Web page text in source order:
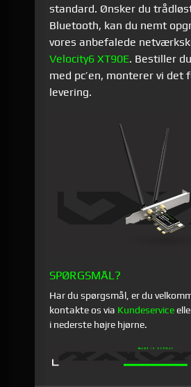
standard. Ønsker du
Bluetooth, kan du nemt
vores anbefalede
Velocity6 XT90E. Bestiller
med pc’en, monterer vi det
levering.
SPØRGSMÅL?
Har du spørgsmål, er du
kontakte os via Kundeservice
i nederste højre hjørne.